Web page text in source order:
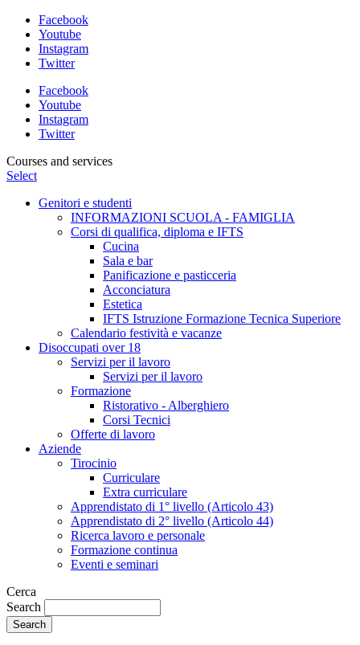
Facebook
Youtube
Instagram
Twitter
Facebook
Youtube
Instagram
Twitter
Courses and services
Select
Genitori e studenti
INFORMAZIONI SCUOLA - FAMIGLIA
Corsi di qualifica, diploma e IFTS
Cucina
Sala e bar
Panificazione e pasticceria
Acconciatura
Estetica
IFTS Istruzione Formazione Tecnica Superiore
Calendario festività e vacanze
Disoccupati over 18
Servizi per il lavoro
Servizi per il lavoro
Formazione
Ristorativo - Alberghiero
Corsi Tecnici
Offerte di lavoro
Aziende
Tirocinio
Curriculare
Extra curriculare
Apprendistato di 1° livello (Articolo 43)
Apprendistato di 2° livello (Articolo 44)
Ricerca lavoro e personale
Formazione continua
Eventi e seminari
Cerca
Search